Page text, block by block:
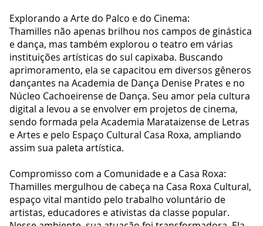
Explorando a Arte do Palco e do Cinema:
Thamilles não apenas brilhou nos campos de ginástica
e dança, mas também explorou o teatro em várias
instituições artísticas do sul capixaba. Buscando
aprimoramento, ela se capacitou em diversos gêneros
dançantes na Academia de Dança Denise Prates e no
Núcleo Cachoeirense de Dança. Seu amor pela cultura
digital a levou a se envolver em projetos de cinema,
sendo formada pela Academia Marataizense de Letras
e Artes e pelo Espaço Cultural Casa Roxa, ampliando
assim sua paleta artística.
Compromisso com a Comunidade e a Casa Roxa:
Thamilles mergulhou de cabeça na Casa Roxa Cultural,
espaço vital mantido pelo trabalho voluntário de
artistas, educadores e ativistas da classe popular.